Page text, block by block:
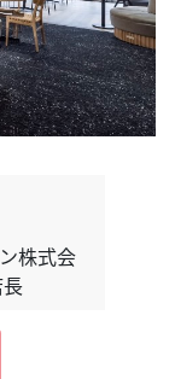
株式会